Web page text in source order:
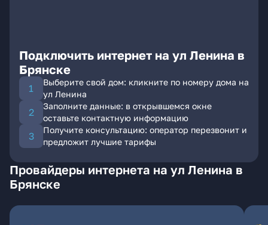
Подключить интернет на ул Ленина в
Брянске
Выберите свой дом: кликните по номеру дома на
ул Ленина
Заполните данные: в открывшемся окне
оставьте контактную информацию
Получите консультацию: оператор перезвонит и
предложит лучшие тарифы
Провайдеры интернета на ул Ленина в
Брянске